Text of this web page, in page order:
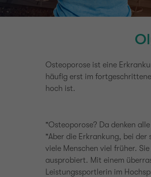
Osteoporose ist eine
häufig erst im
hoch ist.
"Osteoporose? Da denken
"Aber die Erkrankung, bei
viele Menschen viel früher.
ausprobiert. Mit einem
Leistungssportlerin im